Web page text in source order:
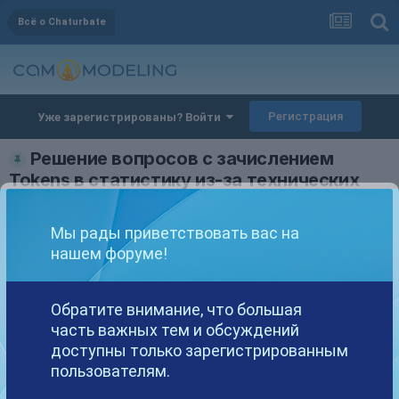
Всё о Chaturbate
Уже зарегистрированы? Войти Регистрация
Решение вопросов с зачислением
Tokens в статистику из-за технических
, 18 мая, 2016
Deamon_VS
Уважаемые клиенты,
На сайте время от времени случаются технические сбои, и бывает,
что в статистику не добавляются полученные токены от
Мы рады приветствовать вас на
нашем форуме!
Обратите внимание, что большая
часть важных тем и обсуждений
доступны только зарегистрированным
пользователям.